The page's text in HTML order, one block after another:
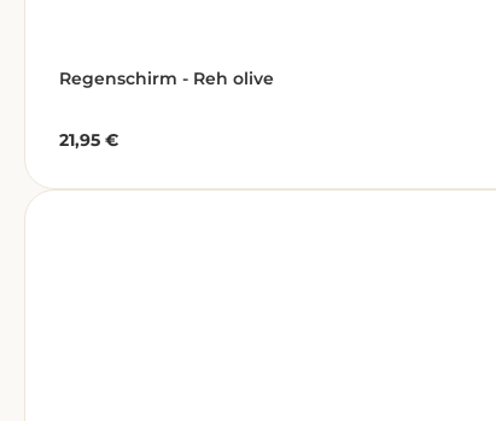
Regenschirm - Reh olive
Regulärer Preis:
21,95 €